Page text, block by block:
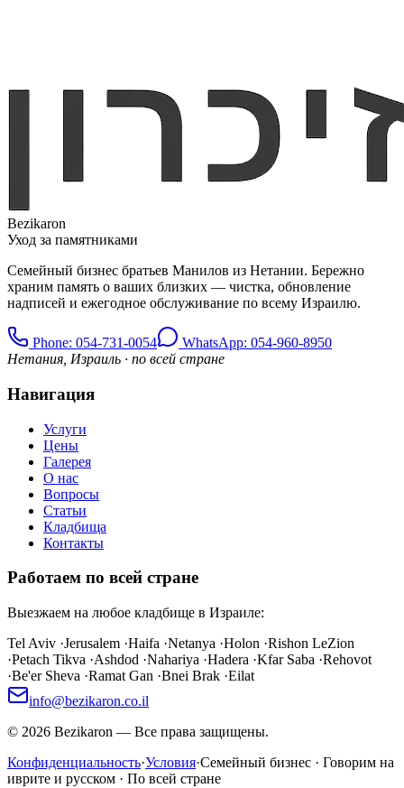
Bezikaron
Уход за памятниками
Семейный бизнес братьев Манилов из Нетании. Бережно
храним память о ваших близких — чистка, обновление
надписей и ежегодное обслуживание по всему Израилю.
Phone: 054-731-0054
WhatsApp: 054-960-8950
Нетания, Израиль · по всей стране
Навигация
Услуги
Цены
Галерея
О нас
Вопросы
Статьи
Кладбища
Контакты
Работаем по всей стране
Выезжаем на любое кладбище в Израиле:
Tel Aviv ·Jerusalem ·Haifa ·Netanya ·Holon ·Rishon LeZion
·Petach Tikva ·Ashdod ·Nahariya ·Hadera ·Kfar Saba ·Rehovot
·Be'er Sheva ·Ramat Gan ·Bnei Brak ·Eilat
info@bezikaron.co.il
© 2026 Bezikaron — Все права защищены.
Конфиденциальность·Условия·Семейный бизнес · Говорим на
иврите и русском · По всей стране